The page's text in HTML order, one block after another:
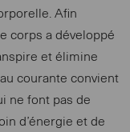
Afin
corps a développé
et élimine
courante convient
ne font pas de
d’énergie et de